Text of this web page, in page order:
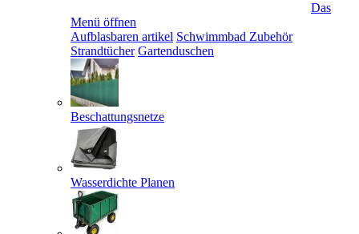
Das
Menü öffnen
Aufblasbaren artikel Schwimmbad Zubehör
Strandtücher Gartenduschen
Beschattungsnetze
Wasserdichte Planen